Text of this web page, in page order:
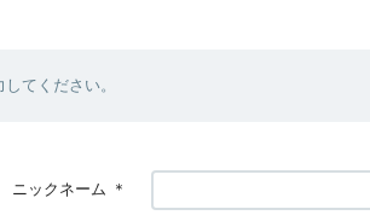
てください。
ニックネーム ＊